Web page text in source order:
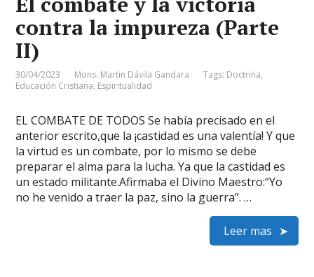
contra la impureza (Parte
II)
30/04/2023 Mons. Martin Dávila Gandara Tags: Doctrina,
Educación Cristiana, Espiritualidad
EL COMBATE DE TODOS Se había precisado en el
anterior escrito,que la ¡castidad es una valentía! Y que
la virtud es un combate, por lo mismo se debe
preparar el alma para la lucha. Ya que la castidad es
un estado militante.Afirmaba el Divino Maestro:“Yo
no he venido a traer la paz, sino la guerra”. …
Leer mas